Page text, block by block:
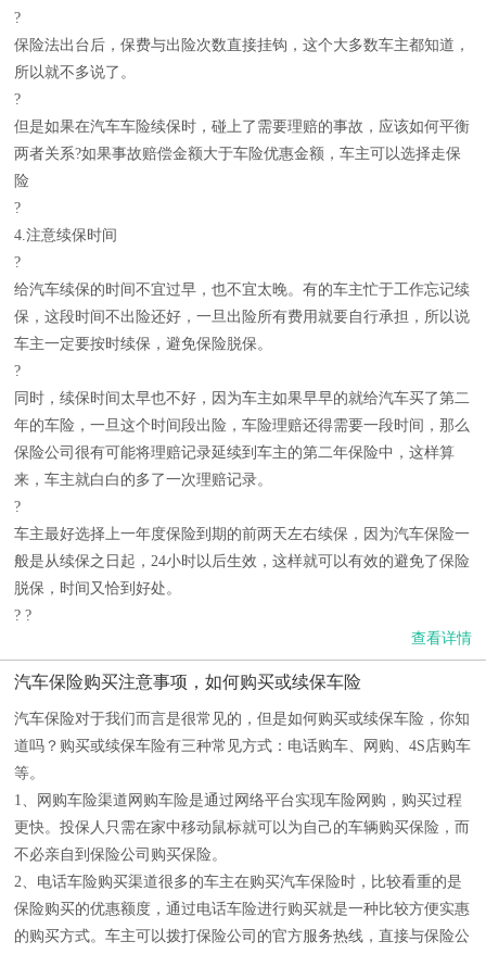
?
保险法出台后，保费与出险次数直接挂钩，这个大多数车主都知道，
所以就不多说了。
?
但是如果在汽车车险续保时，碰上了需要理赔的事故，应该如何平衡
两者关系?如果事故赔偿金额大于车险优惠金额，车主可以选择走保
险
?
4.注意续保时间
?
给汽车续保的时间不宜过早，也不宜太晚。有的车主忙于工作忘记续
保，这段时间不出险还好，一旦出险所有费用就要自行承担，所以说
车主一定要按时续保，避免保险脱保。
?
同时，续保时间太早也不好，因为车主如果早早的就给汽车买了第二
年的车险，一旦这个时间段出险，车险理赔还得需要一段时间，那么
保险公司很有可能将理赔记录延续到车主的第二年保险中，这样算
来，车主就白白的多了一次理赔记录。
?
车主最好选择上一年度保险到期的前两天左右续保，因为汽车保险一
般是从续保之日起，24小时以后生效，这样就可以有效的避免了保险
脱保，时间又恰到好处。
? ?
查看详情
汽车保险购买注意事项，如何购买或续保车险
汽车保险对于我们而言是很常见的，但是如何购买或续保车险，你知
道吗？购买或续保车险有三种常见方式：电话购车、网购、4S店购车
等。
1、网购车险渠道网购车险是通过网络平台实现车险网购，购买过程
更快。投保人只需在家中移动鼠标就可以为自己的车辆购买保险，而
不必亲自到保险公司购买保险。
2、电话车险购买渠道很多的车主在购买汽车保险时，比较看重的是
保险购买的优惠额度，通过电话车险进行购买就是一种比较方便实惠
的购买方式。车主可以拨打保险公司的官方服务热线，直接与保险公